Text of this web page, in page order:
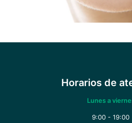
Horarios de
Lunes a
9:00 - 19:00